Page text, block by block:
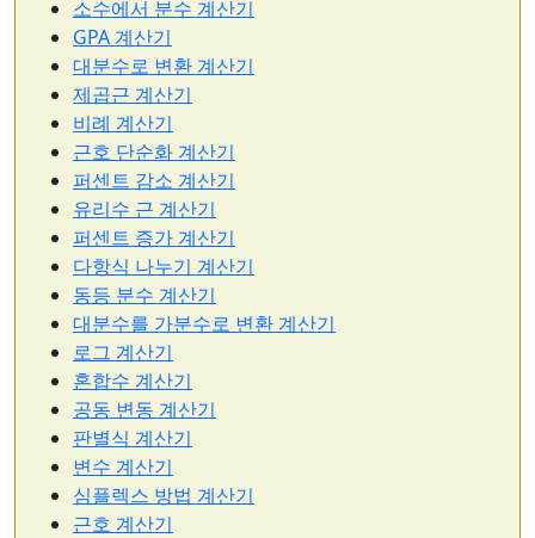
소수에서 분수 계산기
GPA 계산기
대분수로 변환 계산기
제곱근 계산기
비례 계산기
근호 단순화 계산기
퍼센트 감소 계산기
유리수 근 계산기
퍼센트 증가 계산기
다항식 나누기 계산기
동등 분수 계산기
대분수를 가분수로 변환 계산기
로그 계산기
혼합수 계산기
공동 변동 계산기
판별식 계산기
변수 계산기
심플렉스 방법 계산기
근호 계산기